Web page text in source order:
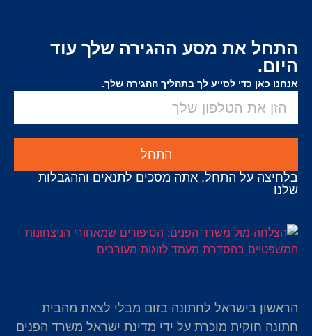
התחל את מסע ההגירה שלך עוד
היום.
אנחנו כאן כדי לסייע לך בתהליך ההגירה שלך.
התחל
בלחיצה על התחל, אתה מסכים לתנאים וההגבלות
שלנו
הראשון בישראל לחתונה בזום מבלי לצאת מהבית
חתונה חוקית מוכרת על ידי מדינת ישראל משרד הפנים